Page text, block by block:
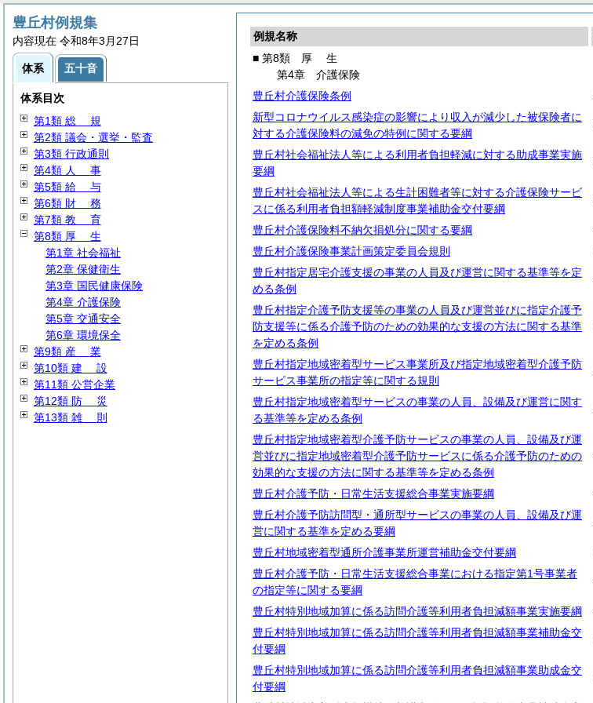
例規名称
■ 第8類 厚 生
第4章 介護保険
豊丘村介護保険条例
新型コロナウイルス感染症の影響により収入が減少した被保険者に
対する介護保険料の減免の特例に関する要綱
豊丘村社会福祉法人等による利用者負担軽減に対する助成事業実施
要綱
豊丘村社会福祉法人等による生計困難者等に対する介護保険サービ
スに係る利用者負担額軽減制度事業補助金交付要綱
豊丘村介護保険料不納欠損処分に関する要綱
豊丘村介護保険事業計画策定委員会規則
豊丘村指定居宅介護支援の事業の人員及び運営に関する基準等を定
める条例
豊丘村指定介護予防支援等の事業の人員及び運営並びに指定介護予
防支援等に係る介護予防のための効果的な支援の方法に関する基準
を定める条例
豊丘村指定地域密着型サービス事業所及び指定地域密着型介護予防
サービス事業所の指定等に関する規則
豊丘村指定地域密着型サービスの事業の人員、設備及び運営に関す
る基準等を定める条例
豊丘村指定地域密着型介護予防サービスの事業の人員、設備及び運
営並びに指定地域密着型介護予防サービスに係る介護予防のための
効果的な支援の方法に関する基準等を定める条例
豊丘村介護予防・日常生活支援総合事業実施要綱
豊丘村介護予防訪問型・通所型サービスの事業の人員、設備及び運
営に関する基準を定める要綱
豊丘村地域密着型通所介護事業所運営補助金交付要綱
豊丘村介護予防・日常生活支援総合事業における指定第1号事業者
の指定等に関する要綱
豊丘村特別地域加算に係る訪問介護等利用者負担減額事業実施要綱
豊丘村特別地域加算に係る訪問介護等利用者負担減額事業補助金交
付要綱
豊丘村特別地域加算に係る訪問介護等利用者負担減額事業助成金交
付要綱
豊丘村例規集
内容現在 令和8年3月27日
体系 五十音
体系目次
第1類 総 規
第2類 議会・選挙・監査
第3類 行政通則
第4類 人 事
第5類 給 与
第6類 財 務
第7類 教 育
第8類 厚 生
第1章 社会福祉
第2章 保健衛生
第3章 国民健康保険
第4章 介護保険
第5章 交通安全
第6章 環境保全
第9類 産 業
第10類 建 設
第11類 公営企業
第12類 防 災
第13類 雑 則